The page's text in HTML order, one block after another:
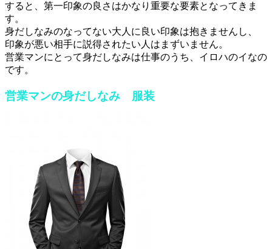
すると、第一印象の良さはかなり重要な要素となってきま
す。
身だしなみのなってない大人に良い印象は抱きませんし、
印象が悪い相手に説得されたい人はまずいません。
営業マンにとって身だしなみは仕事のうち、イロハのイなの
です。
営業マンの身だしなみ 服装